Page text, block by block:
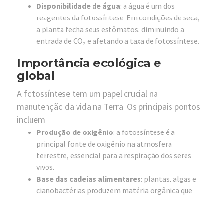
Disponibilidade de água: a água é um dos
reagentes da fotossíntese. Em condições de seca,
a planta fecha seus estômatos, diminuindo a
entrada de CO₂ e afetando a taxa de fotossíntese.
Importância ecológica e
global
A fotossíntese tem um papel crucial na
manutenção da vida na Terra. Os principais pontos
incluem:
Produção de oxigênio: a fotossíntese é a
principal fonte de oxigênio na atmosfera
terrestre, essencial para a respiração dos seres
vivos.
Base das cadeias alimentares: plantas, algas e
cianobactérias produzem matéria orgânica que